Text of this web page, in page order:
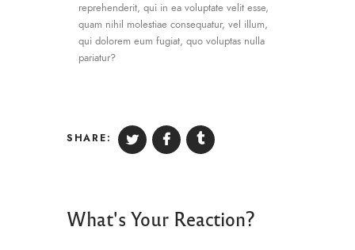
reprehenderit, qui in ea voluptate velit esse,
quam nihil molestiae consequatur, vel illum,
qui dolorem eum fugiat, quo voluptas nulla
pariatur?
SHARE:
What's Your Reaction?